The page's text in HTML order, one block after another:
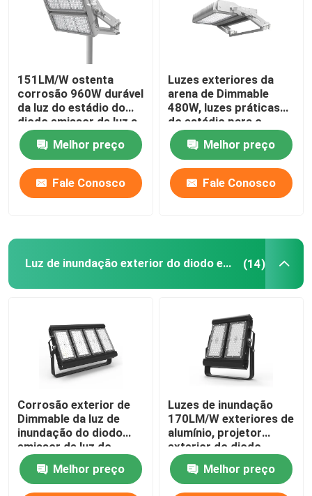
Produtos
vídeos
SOBRE E.U.
Controle da qualidade
Luzes da corte do esporte do diodo emissor de luz
LUZ DO ESTÁDIO DO DIODO EMISSOR DE LUZ
Luz de inundação exterior do diodo emissor de luz
Luz de inundação de DMX
151LM/W ostenta
corrosão 960W durável
da luz do estádio do
diodo emissor de luz a
anti
Melhor preço
Fale Conosco
Luzes exteriores da
arena de Dimmable
480W, luzes práticas
do estádio para o
quintal
Melhor preço
Fale Conosco
Luz de inundação exterior do diodo emissor de luz (14)
Corrosão exterior de
Dimmable da luz de
inundação do diodo
emissor de luz do
quintal IP65 anti
Melhor preço
Luzes de inundação
170LM/W exteriores de
alumínio, projetor
exterior do diodo
emissor de luz de
MultisceneMelhor preço